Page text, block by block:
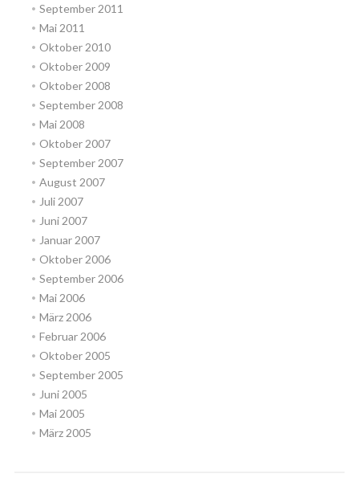
September 2011
Mai 2011
Oktober 2010
Oktober 2009
Oktober 2008
September 2008
Mai 2008
Oktober 2007
September 2007
August 2007
Juli 2007
Juni 2007
Januar 2007
Oktober 2006
September 2006
Mai 2006
März 2006
Februar 2006
Oktober 2005
September 2005
Juni 2005
Mai 2005
März 2005